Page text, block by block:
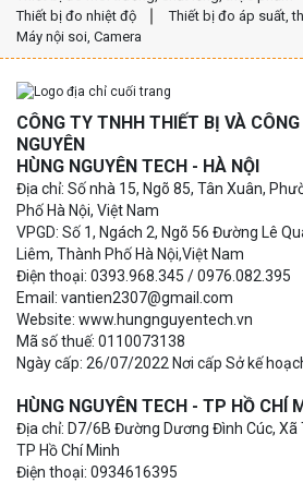
Thiết bị đo nhiệt độ
Thiết bị đo áp suất,
Máy nội soi, Camera
CÔNG TY TNHH THIẾT BỊ VÀ CÔNG
NGUYÊN
HÙNG NGUYÊN TECH - HÀ NỘI
Địa chỉ: Số nhà 15, Ngõ 85, Tân Xuân,
Phố Hà Nội, Việt Nam
VPGD: Số 1, Ngách 2, Ngõ 56 Đường Lê
Liêm, Thành Phố Hà Nội,Việt Nam
Điện thoại: 0393.968.345 / 0976.082.395
Email: vantien2307@gmail.com
Website: www.hungnguyentech.vn
Mã số thuế: 0110073138
Ngày cấp: 26/07/2022 Nơi cấp Sở kế
HÙNG NGUYÊN TECH - TP HỒ CHÍ
Địa chỉ: D7/6B Đường Dương Đình Cúc, Xã
TP Hồ Chí Minh
Điện thoại: 0934616395